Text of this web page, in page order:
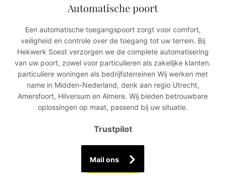
Automatische poort
Een automatische toegangspoort zorgt voor comfort,
veiligheid en controle over de toegang tot uw terrein. Bij
Hekwerk Soest verzorgen we de complete automatisering
van uw poort, zowel voor particulieren als zakelijke klanten.
particuliere woningen als bedrijfsterreinen Wij werken met
name in Midden-Nederland, denk aan regio Utrecht,
Amersfoort, Hilversum en Almere. Wij bieden betrouwbare
oplossingen op maat, passend bij uw situatie.
Trustpilot
Mail ons